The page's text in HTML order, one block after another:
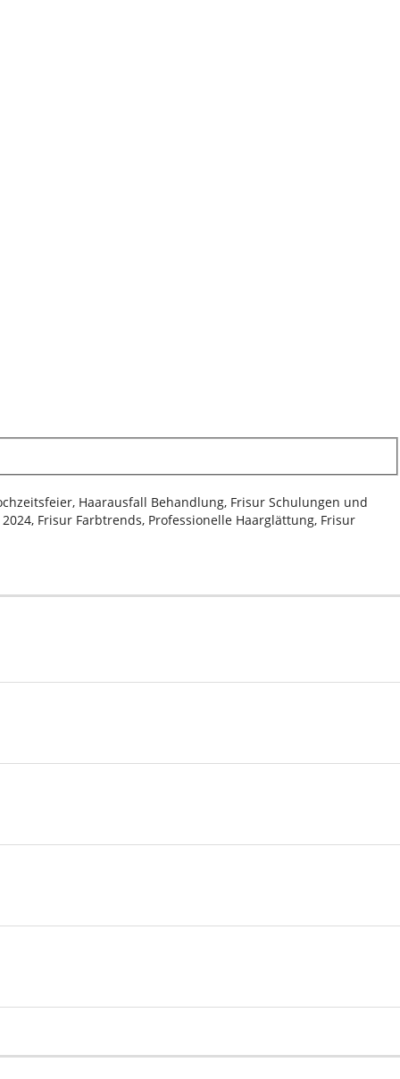
Haarausfall Behandlung, Frisur Schulungen und
Frisur Farbtrends, Professionelle Haarglättung, Frisur